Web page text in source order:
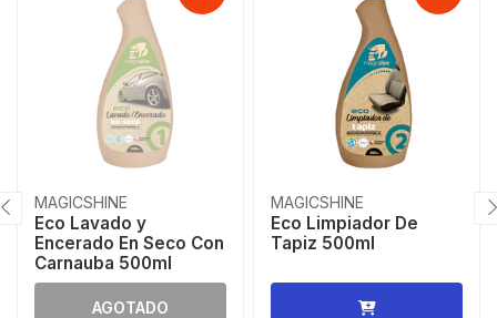
MAGICSHINE
Eco Lavado y
Encerado En Seco Con
Carnauba 500ml
AGOTADO
MAGICSHINE
Eco Limpiador De
Tapiz 500ml